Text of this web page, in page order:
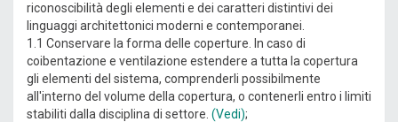
riconoscibilità degli elementi e dei caratteri distintivi dei
linguaggi architettonici moderni e contemporanei.
1.1 Conservare la forma delle coperture. In caso di
coibentazione e ventilazione estendere a tutta la copertura
gli elementi del sistema, comprenderli possibilmente
all'interno del volume della copertura, o contenerli entro i limiti
stabiliti dalla disciplina di settore. (Vedi);